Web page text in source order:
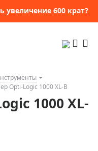
600 крат?
Opti-Logic 1000 XL-B
1000 XL-